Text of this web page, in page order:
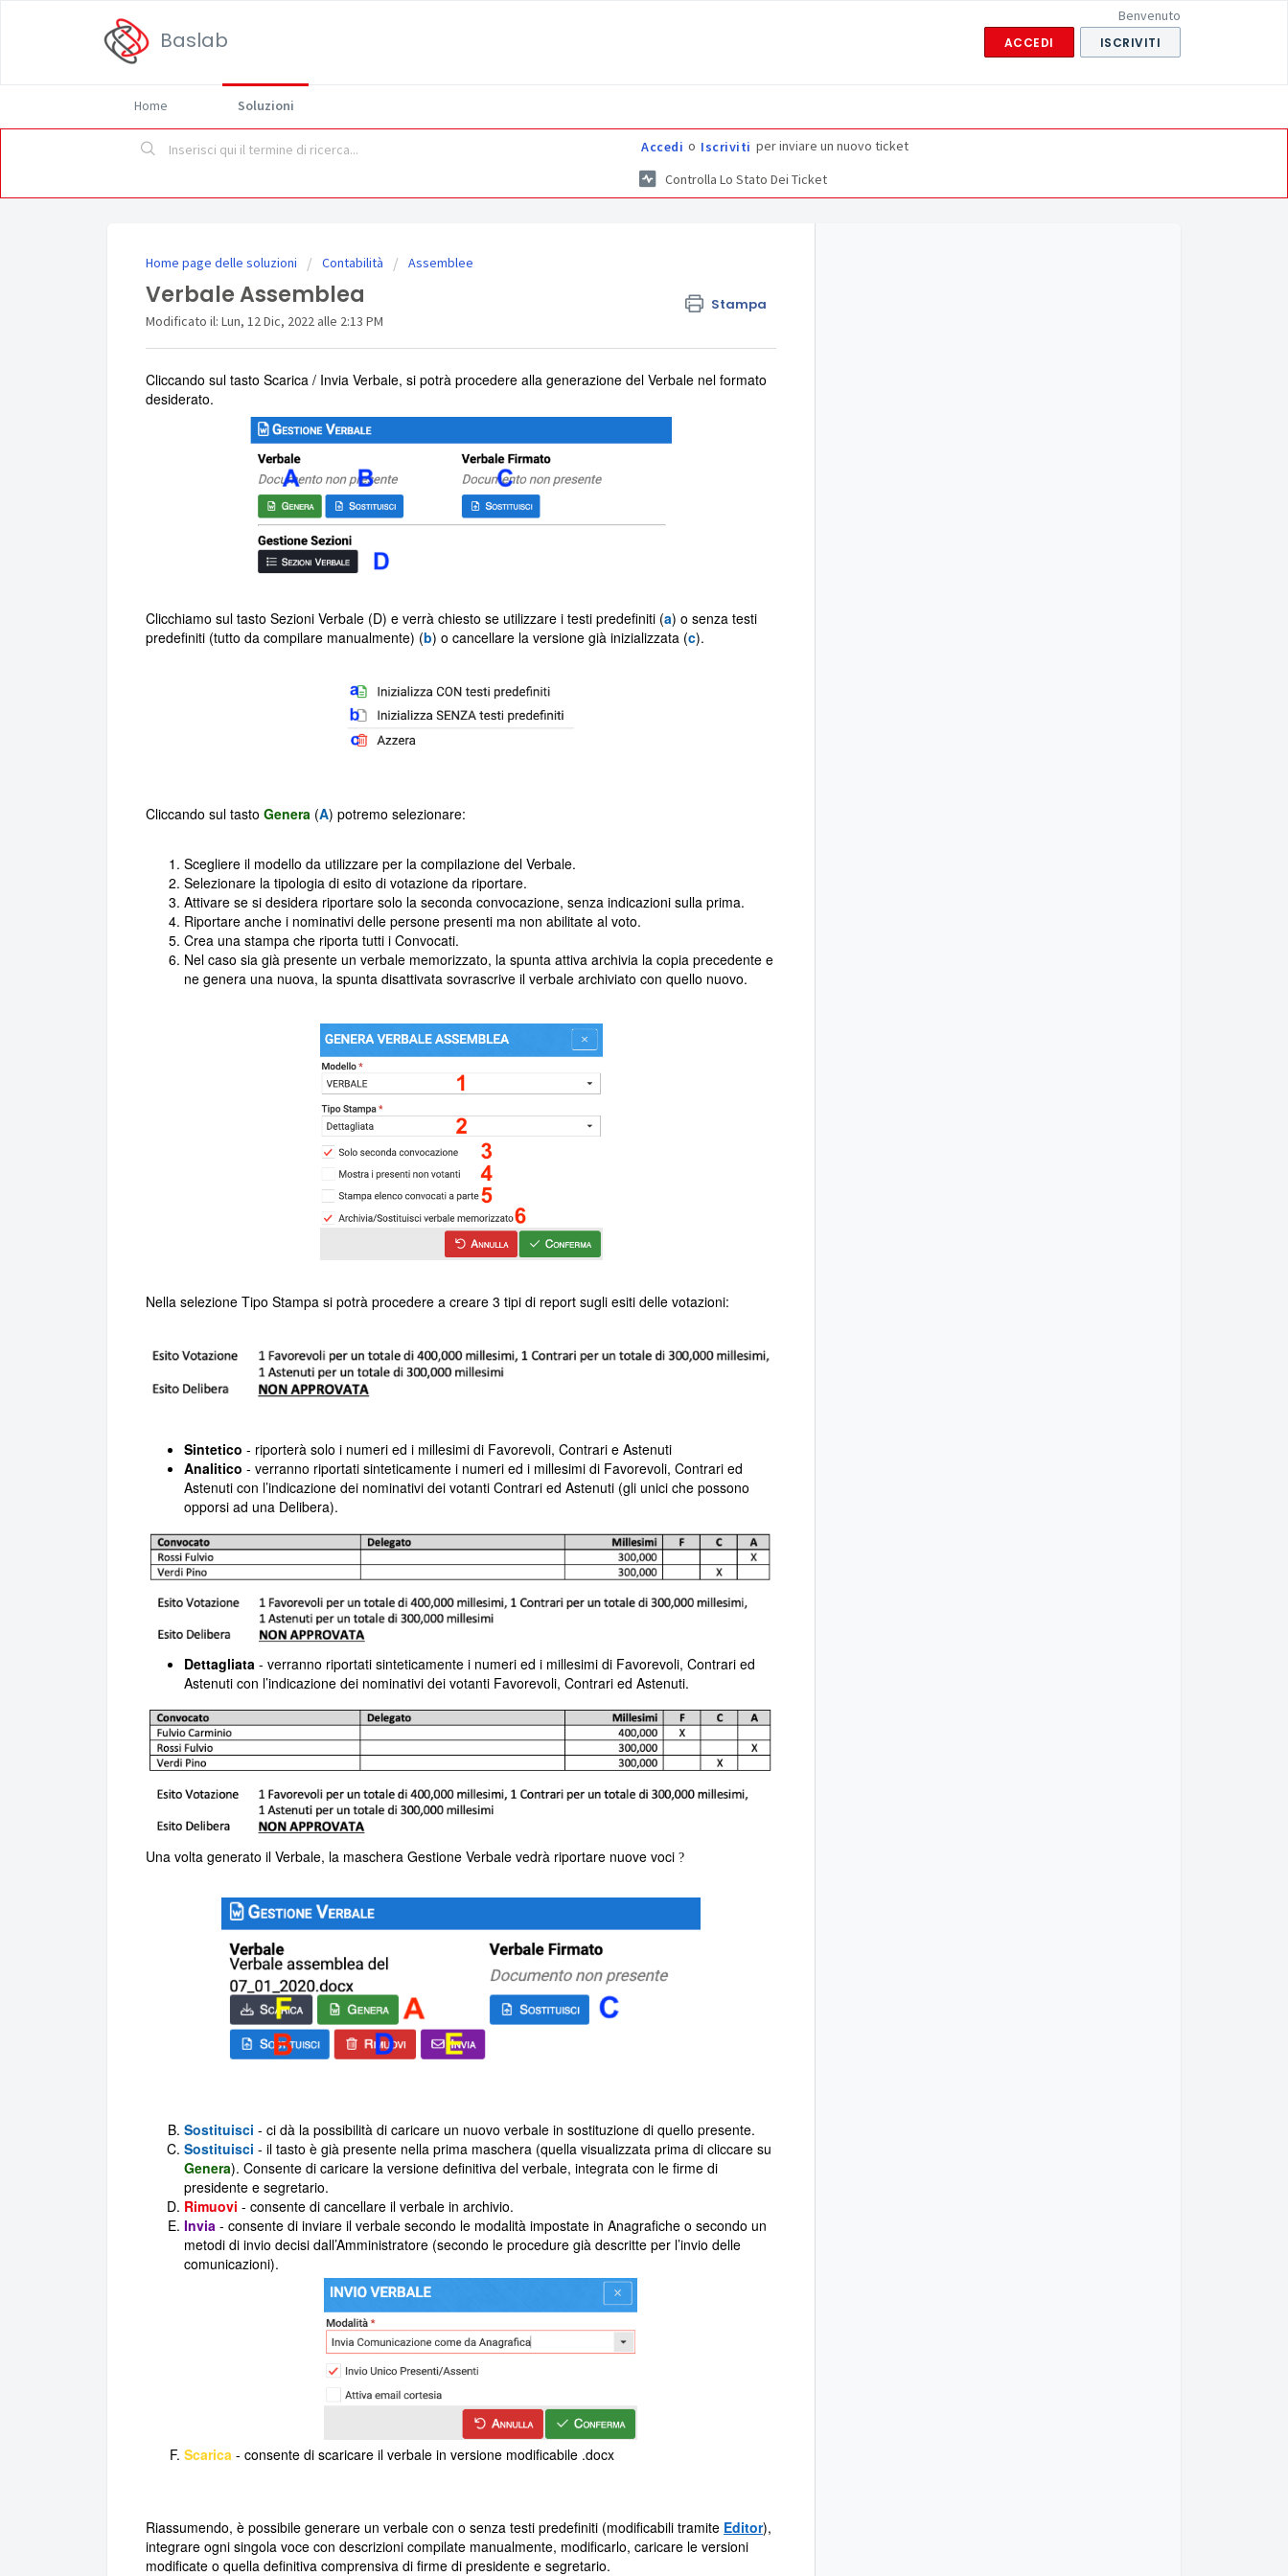
Baslab
Benvenuto
ACCEDI ISCRIVITI
Home Soluzioni
Accedi o Iscriviti per inviare un nuovo ticket
Controlla Lo Stato Dei Ticket
Home page delle soluzioni Contabilità Assemblee
Verbale Assemblea Stampa
Modificato il: Lun, 12 Dic, 2022 alle 2:13 PM
Cliccando sul tasto Scarica / Invia Verbale, si potrà procedere alla generazione del Verbale nel formato
desiderato.
Clicchiamo sul tasto Sezioni Verbale (D) e verrà chiesto se utilizzare i testi predefiniti (a) o senza testi
predefiniti (tutto da compilare manualmente) (b) o cancellare la versione già inizializzata (c).
Cliccando sul tasto Genera (A) potremo selezionare:
Scegliere il modello da utilizzare per la compilazione del Verbale.
Selezionare la tipologia di esito di votazione da riportare.
Attivare se si desidera riportare solo la seconda convocazione, senza indicazioni sulla prima.
Riportare anche i nominativi delle persone presenti ma non abilitate al voto.
Crea una stampa che riporta tutti i Convocati.
Nel caso sia già presente un verbale memorizzato, la spunta attiva archivia la copia precedente e
ne genera una nuova, la spunta disattivata sovrascrive il verbale archiviato con quello nuovo.
Nella selezione Tipo Stampa si potrà procedere a creare 3 tipi di report sugli esiti delle votazioni:
Sintetico - riporterà solo i numeri ed i millesimi di Favorevoli, Contrari e Astenuti
Analitico - verranno riportati sinteticamente i numeri ed i millesimi di Favorevoli, Contrari ed
Astenuti con l’indicazione dei nominativi dei votanti Contrari ed Astenuti (gli unici che possono
opporsi ad una Delibera).
Dettagliata - verranno riportati sinteticamente i numeri ed i millesimi di Favorevoli, Contrari ed
Astenuti con l’indicazione dei nominativi dei votanti Favorevoli, Contrari ed Astenuti.
Una volta generato il Verbale, la maschera Gestione Verbale vedrà riportare nuove voci ?
Sostituisci - ci dà la possibilità di caricare un nuovo verbale in sostituzione di quello presente.
Sostituisci - il tasto è già presente nella prima maschera (quella visualizzata prima di cliccare su
Genera). Consente di caricare la versione definitiva del verbale, integrata con le firme di
presidente e segretario.
Rimuovi - consente di cancellare il verbale in archivio.
Invia - consente di inviare il verbale secondo le modalità impostate in Anagrafiche o secondo un
metodi di invio decisi dall’Amministratore (secondo le procedure già descritte per l’invio delle
comunicazioni).
Scarica - consente di scaricare il verbale in versione modificabile .docx
Riassumendo, è possibile generare un verbale con o senza testi predefiniti (modificabili tramite Editor),
integrare ogni singola voce con descrizioni compilate manualmente, modificarlo, caricare le versioni
modificate o quella definitiva comprensiva di firme di presidente e segretario.